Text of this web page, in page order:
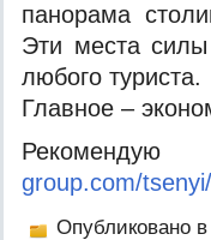
панорама
Эти места
любого туриста.
Главное –
group.com/
Опубликовано в